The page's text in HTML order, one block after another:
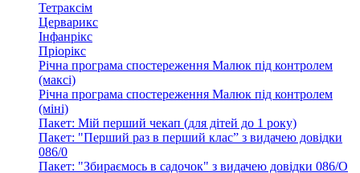
Тетраксім
Церварикс
Інфанрікс
Пріорікс
Річна програма спостереження Малюк під контролем
(максі)
Річна програма спостереження Малюк під контролем
(міні)
Пакет: Мій перший чекап (для дітей до 1 року)
Пакет: "Перший раз в перший клас” з видачею довідки
086/0
Пакет: "Збираємось в садочок" з видачею довідки 086/О